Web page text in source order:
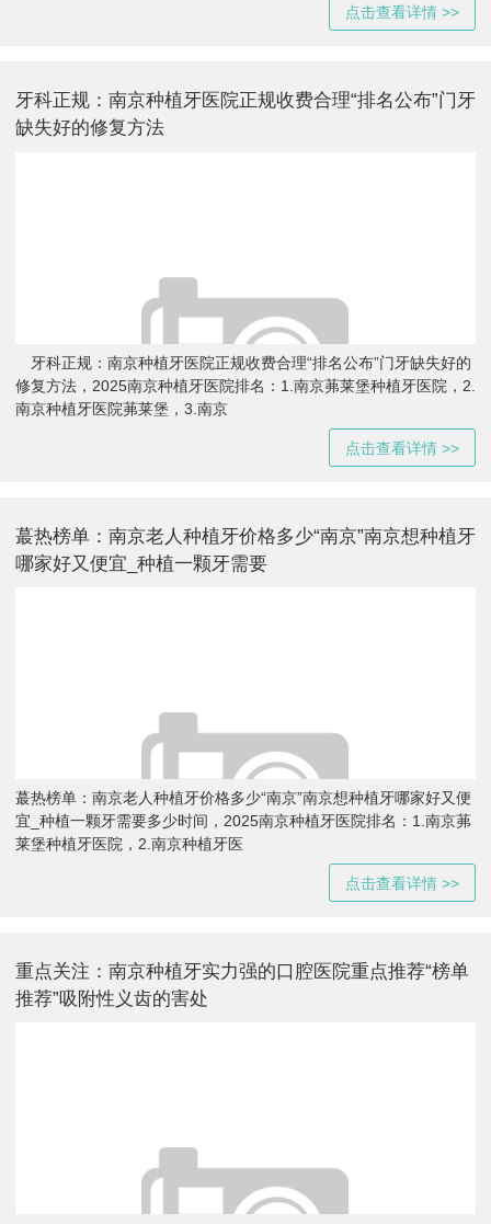
点击查看详情 >>
牙科正规：南京种植牙医院正规收费合理“排名公布”门牙
缺失好的修复方法
牙科正规：南京种植牙医院正规收费合理“排名公布”门牙缺失好的
修复方法，2025南京种植牙医院排名：1.南京茀莱堡种植牙医院，2.
南京种植牙医院茀莱堡，3.南京
点击查看详情 >>
蕞热榜单：南京老人种植牙价格多少“南京”南京想种植牙
哪家好又便宜_种植一颗牙需要
蕞热榜单：南京老人种植牙价格多少“南京”南京想种植牙哪家好又便
宜_种植一颗牙需要多少时间，2025南京种植牙医院排名：1.南京茀
莱堡种植牙医院，2.南京种植牙医
点击查看详情 >>
重点关注：南京种植牙实力强的口腔医院重点推荐“榜单
推荐”吸附性义齿的害处